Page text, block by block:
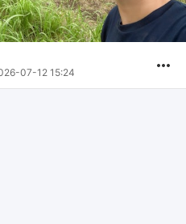
07-12 15:24